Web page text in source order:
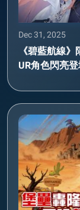
Dec 31, 2025
《碧藍航線
UR角色閃亮